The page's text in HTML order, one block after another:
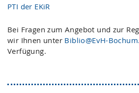
PTI der EKiR
Bei Fragen zum Angebot und zur
wir Ihnen unter Biblio@EvH-
Verfügung.